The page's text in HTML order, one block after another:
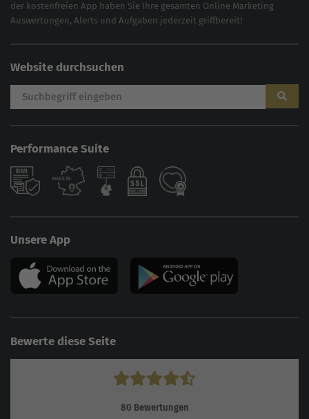
der kostenfreien App haben Sie Ihre gesamten Online Marketing
Auswertungen, Alerts und Aufgaben jederzeit griffbereit!
Website durchsuchen
Performance Suite
Unsere App
Bewerte diese Seite
80 Bewertungen